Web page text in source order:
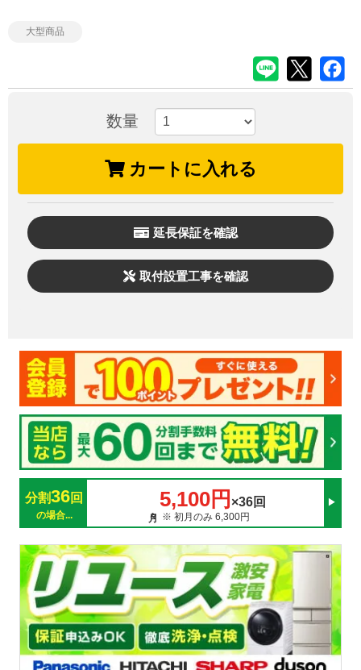
大型商品
数量
カートに入れる
延長保証を確認
取付設置工事を確認
分割36回
の場合...
5,100円 ×36回
※ 初月のみ 6,300円